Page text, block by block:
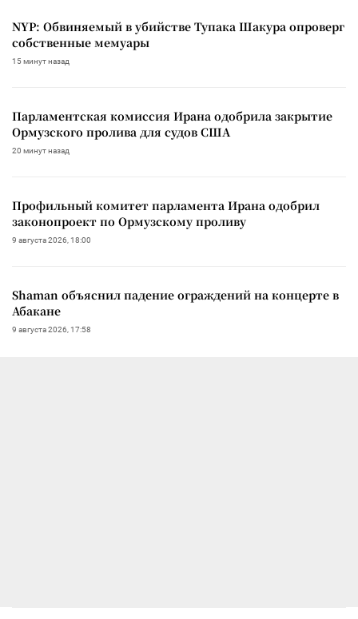
NYP: Обвиняемый в убийстве Тупака Шакура опроверг
собственные мемуары
15 минут назад
Парламентская комиссия Ирана одобрила закрытие
Ормузского пролива для судов США
20 минут назад
Профильный комитет парламента Ирана одобрил
законопроект по Ормузскому проливу
9 августа 2026, 18:00
Shaman объяснил падение ограждений на концерте в
Абакане
9 августа 2026, 17:58